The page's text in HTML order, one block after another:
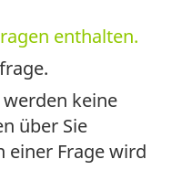
enthalten.
keine
über Sie
einer Frage wird